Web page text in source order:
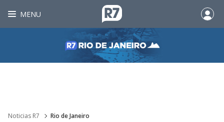
MENU
Noticias R7 Rio de Janeiro